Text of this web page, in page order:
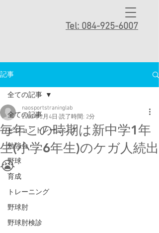
Tel: 084-925-6007
記事
全ての記事
ビジョントレーニング
勉強会
野球
育成
トレーニング
野球肘
野球肘検診
全ての記事
毎年この時期は新中学1年
生(小学6年生)のケガ人続出
😭
naosportstraninglab
2022年2月4日 読了時間: 2分